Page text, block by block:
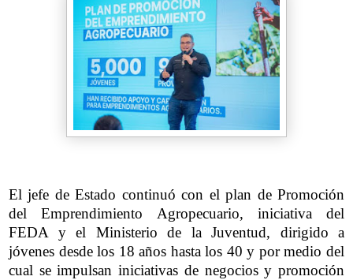
El jefe de Estado continuó con el plan de Promoción
del Emprendimiento Agropecuario, iniciativa del
FEDA y el Ministerio de la Juventud, dirigido a
jóvenes desde los 18 años hasta los 40 y por medio del
cual se impulsan iniciativas de negocios y promoción